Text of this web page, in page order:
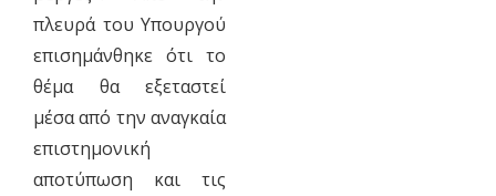
πλευρά του Υπουργού
επισημάνθηκε ότι το
θέμα θα εξεταστεί
μέσα από την αναγκαία
επιστημονική
αποτύπωση και τις